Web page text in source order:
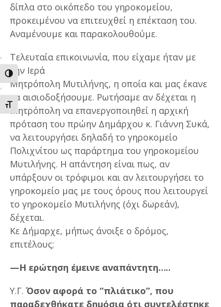
ΕΝΑΛΛΑΓΗ ΥΨΗΛΗΣ ΑΝΤΙΘΕΣΗΣ
ΕΝΑΛΛΑΓΗ ΜΕΓΕΘΟΥΣ ΓΡΑΜΜΑΤΩΝ
δίπλα στο οικόπεδο του γηροκομείου,
προκειμένου να επιτευχθεί η επέκταση του.
Αναμένουμε και παρακολουθούμε.
Τελευταία επικοινωνία, που είχαμε ήταν με
την Ιερά
Μητρόπολη Μυτιλήνης, η οποία και μας έκανε
να αισιοδοξήσουμε. Ρωτήσαμε αν δέχεται η
Μητρόπολη να επανεργοποιηθεί η αρχική
πρόταση του πρώην Δημάρχου κ. Γιάννη Συκά,
να λειτουργήσει δηλαδή το γηροκομείο
Πολιχνίτου ως παράρτημα του γηροκομείου
Μυτιλήνης. Η απάντηση είναι πως, αν
υπάρξουν οι τρόφιμοι και αν λειτουργήσει το
γηροκομείο μας με τους όρους που λειτουργεί
το γηροκομείο Μυτιλήνης (όχι δωρεάν),
δέχεται.
Κε Δήμαρχε, μήπως άνοιξε ο δρόμος,
επιτέλους;
—Η ερώτηση έμεινε αναπάντητη…..
Υ.Γ. Όσον αφορά το “πλιάτικο”, που
παραδεχθήκατε δημόσια ότι συντελέστηκε